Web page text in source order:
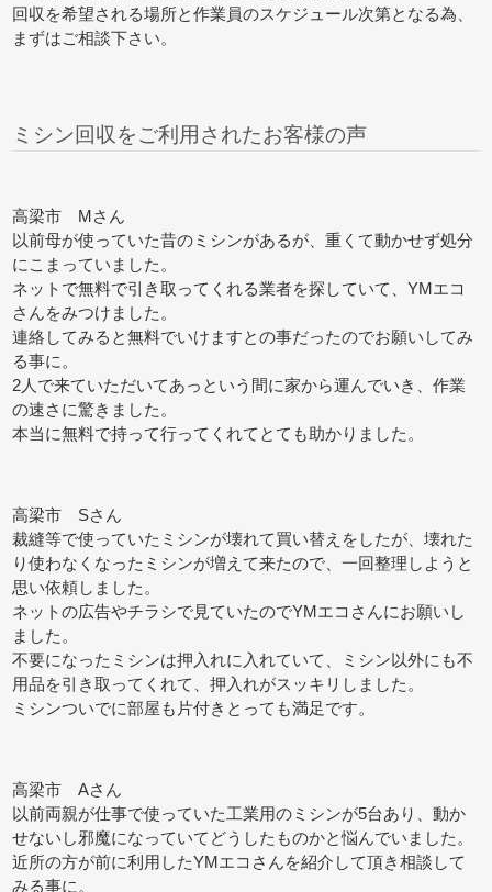
回収を希望される場所と作業員のスケジュール次第となる為、
まずはご相談下さい。
ミシン回収をご利用されたお客様の声
高梁市 Mさん
以前母が使っていた昔のミシンがあるが、重くて動かせず処分
にこまっていました。
ネットで無料で引き取ってくれる業者を探していて、YMエコ
さんをみつけました。
連絡してみると無料でいけますとの事だったのでお願いしてみ
る事に。
2人で来ていただいてあっという間に家から運んでいき、作業
の速さに驚きました。
本当に無料で持って行ってくれてとても助かりました。
高梁市 Sさん
裁縫等で使っていたミシンが壊れて買い替えをしたが、壊れた
り使わなくなったミシンが増えて来たので、一回整理しようと
思い依頼しました。
ネットの広告やチラシで見ていたのでYMエコさんにお願いし
ました。
不要になったミシンは押入れに入れていて、ミシン以外にも不
用品を引き取ってくれて、押入れがスッキリしました。
ミシンついでに部屋も片付きとっても満足です。
高梁市 Aさん
以前両親が仕事で使っていた工業用のミシンが5台あり、動か
せないし邪魔になっていてどうしたものかと悩んでいました。
近所の方が前に利用したYMエコさんを紹介して頂き相談して
みる事に。